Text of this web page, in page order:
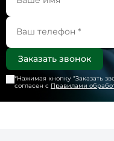
*Нажимая кнопку "Заказать
согласен с Правилами